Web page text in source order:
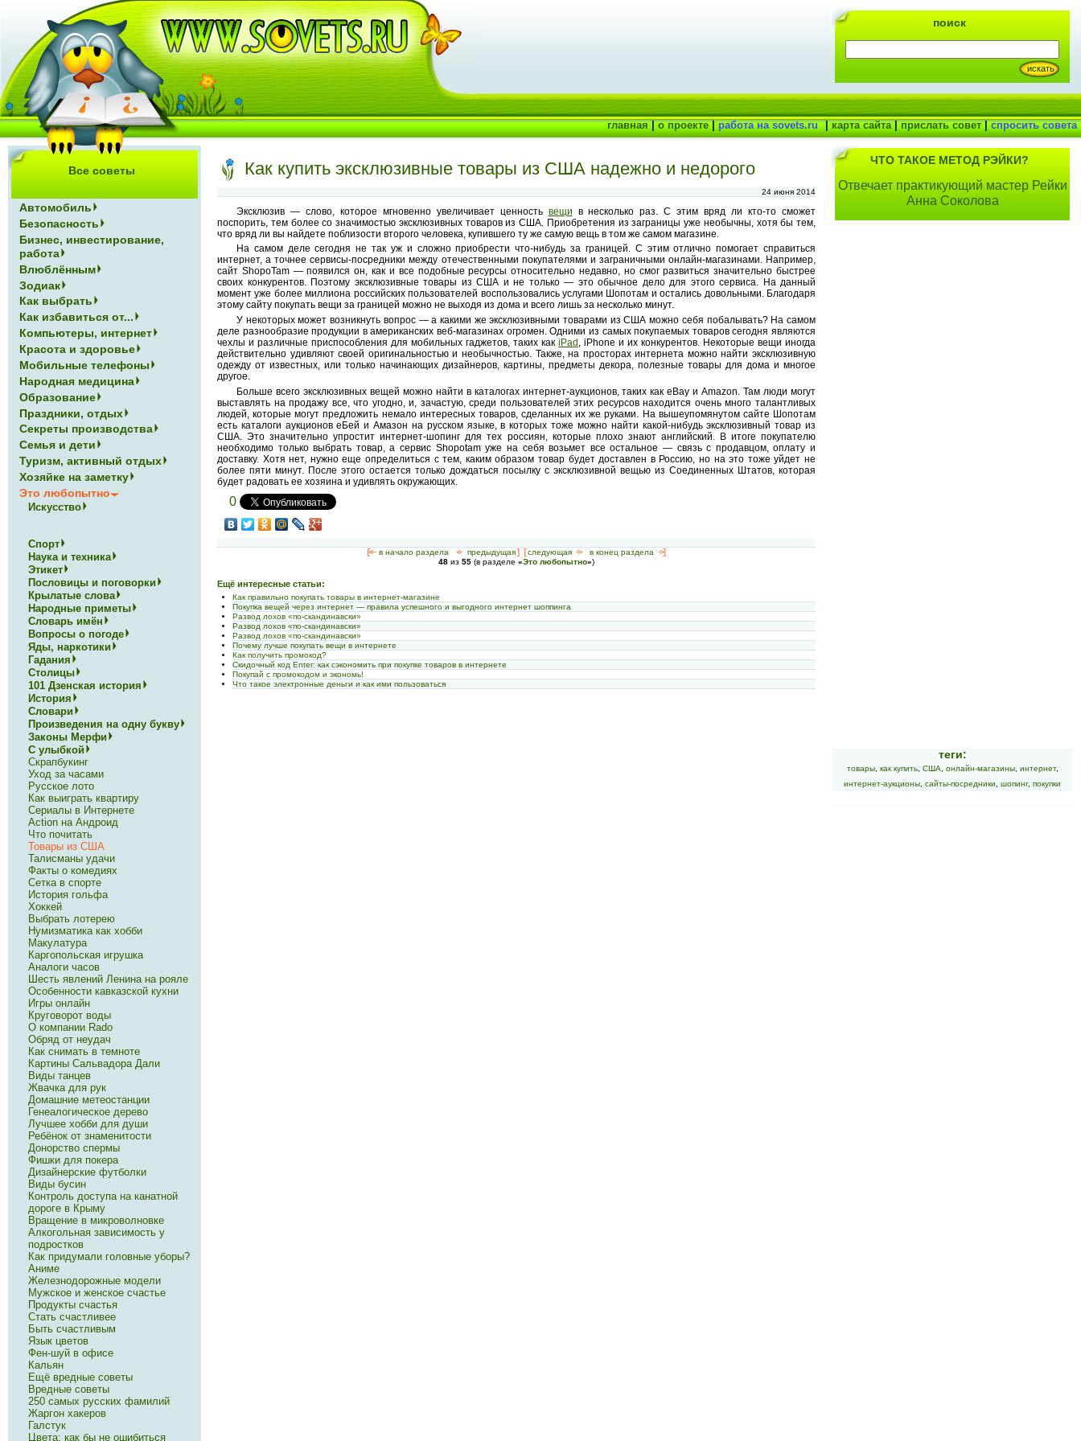
Как купить эксклюзивные товары из США надежно и недорого
24 июня 2014
Эксклюзив — слово, которое мгновенно увеличивает ценность вещи в несколько раз. С этим вряд ли кто-то сможет
поспорить, тем более со значимостью эксклюзивных товаров из США. Приобретения из заграницы уже необычны, хотя бы тем,
что вряд ли вы найдете поблизости второго человека, купившего ту же самую вещь в том же самом магазине.
На самом деле сегодня не так уж и сложно приобрести что-нибудь за границей. С этим отлично помогает справиться
интернет, а точнее сервисы-посредники между отечественными покупателями и заграничными онлайн-магазинами. Например,
сайт ShopoTam — появился он, как и все подобные ресурсы относительно недавно, но смог развиться значительно быстрее
своих конкурентов. Поэтому эксклюзивные товары из США и не только — это обычное дело для этого сервиса. На данный
момент уже более миллиона российских пользователей воспользовались услугами Шопотам и остались довольными. Благодаря
этому сайту покупать вещи за границей можно не выходя из дома и всего лишь за несколько минут.
У некоторых может возникнуть вопрос — а какими же эксклюзивными товарами из США можно себя побалывать? На самом
деле разнообразие продукции в американских веб-магазинах огромен. Одними из самых покупаемых товаров сегодня являются
чехлы и различные приспособления для мобильных гаджетов, таких как iPad , iPhone и их конкурентов. Некоторые вещи иногда
действительно удивляют своей оригинальностью и необычностью. Также, на просторах интернета можно найти эксклюзивную
одежду от известных, или только начинающих дизайнеров, картины, предметы декора, полезные товары для дома и многое
другое.
Больше всего эксклюзивных вещей можно найти в каталогах интернет-аукционов, таких как eBay и Amazon. Там люди могут
выставлять на продажу все, что угодно, и, зачастую, среди пользователей этих ресурсов находится очень много талантливых
людей, которые могут предложить немало интересных товаров, сделанных их же руками. На вышеупомянутом сайте Шопотам
есть каталоги аукционов еБей и Амазон на русском языке, в которых тоже можно найти какой-нибудь эксклюзивный товар из
США. Это значительно упростит интернет-шопинг для тех россиян, которые плохо знают английский. В итоге покупателю
необходимо только выбрать товар, а сервис Shopotam уже на себя возьмет все остальное — связь с продавцом, оплату и
доставку. Хотя нет, нужно еще определиться с тем, каким образом товар будет доставлен в Россию, но на это тоже уйдет не
более пяти минут. После этого остается только дождаться посылку с эксклюзивной вещью из Соединенных Штатов, которая
будет радовать ее хозяина и удивлять окружающих.
0
[<— в начало раздела <- предыдущая] [ следующая -> в конец раздела ->]
48 из 55 (в разделе «Это любопытно»)
Ещё интересные статьи:
Как правильно покупать товары в интернет-магазине
Покупка вещей через интернет — правила успешного и выгодного интернет шоппинга
Развод лохов «по-скандинавски»
Развод лохов «по-скандинавски»
Развод лохов «по-скандинавски»
Почему лучше покупать вещи в интернете
Как получить промокод?
Скидочный код Enter: как сэкономить при покупке товаров в интернете
Покупай с промокодом и экономь!
Что такое электронные деньги и как ими пользоваться
Все советы
Автомобиль
Безопасность
Бизнес, инвестирование,
работа
Влюблённым
Зодиак
Как выбрать
Как избавиться от...
Компьютеры, интернет
Красота и здоровье
Мобильные телефоны
Народная медицина
Образование
Праздники, отдых
Секреты производства
Семья и дети
Туризм, активный отдых
Хозяйке на заметку
Это любопытно
Искусство
Спорт
Наука и техника
Этикет
Пословицы и поговорки
Крылатые слова
Народные приметы
Словарь имён
Вопросы о погоде
Яды, наркотики
Гадания
Столицы
101 Дзенская история
История
Словари
Произведения на одну букву
Законы Мерфи
С улыбкой
Скрапбукинг
Уход за часами
Русское лото
Как выиграть квартиру
Сериалы в Интернете
Action на Андроид
Что почитать
Товары из США
Талисманы удачи
Факты о комедиях
Сетка в спорте
История гольфа
Хоккей
Выбрать лотерею
Нумизматика как хобби
Макулатура
Каргопольская игрушка
Аналоги часов
Шесть явлений Ленина на рояле
Особенности кавказской кухни
Игры онлайн
Круговорот воды
О компании Rado
Обряд от неудач
Как снимать в темноте
Картины Сальвадора Дали
Виды танцев
Жвачка для рук
Домашние метеостанции
Генеалогическое дерево
Лучшее хобби для души
Ребёнок от знаменитости
Донорство спермы
Фишки для покера
Дизайнерские футболки
Виды бусин
Контроль доступа на канатной
дороге в Крыму
Вращение в микроволновке
Алкогольная зависимость у
подростков
Как придумали головные уборы?
Аниме
Железнодорожные модели
Мужское и женское счастье
Продукты счастья
Стать счастливее
Быть счастливым
Язык цветов
Фен-шуй в офисе
Кальян
Ещё вредные советы
Вредные советы
250 самых русских фамилий
Жаргон хакеров
Галстук
Цвета: как бы не ошибиться
ЧТО ТАКОЕ МЕТОД РЭЙКИ?
Отвечает практикующий мастер Рейки
Анна Соколова
теги:
товары, как купить, США онлайн-магазины, интернет,
интернет-аукционы сайты-посредники шопинг, покупки
поиск
главная|о проекте|работа на sovets.ru |карта сайта|прислать совет|спросить совета